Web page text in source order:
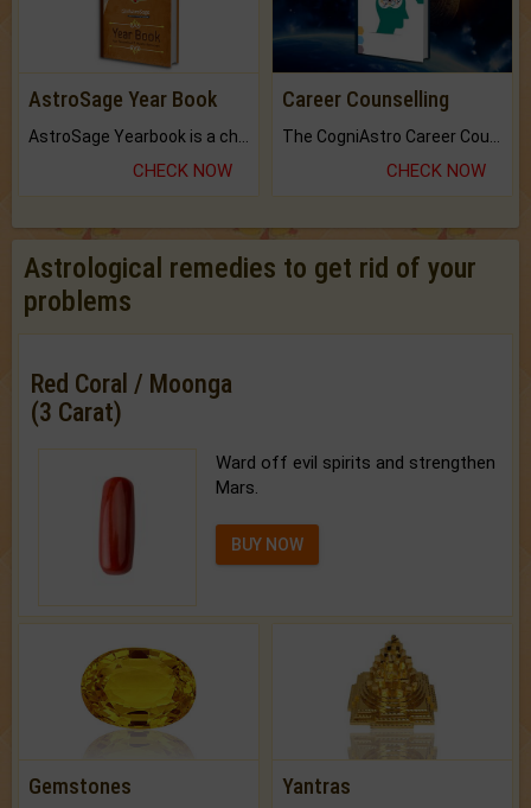
AstroSage Year Book
CHECK NOW
Career Counselling
CHECK NOW
Astrological remedies to get rid of your
problems
Red Coral / Moonga
(3 Carat)
Ward off evil spirits and strengthen
Mars.
BUY NOW
Gemstones Yantras